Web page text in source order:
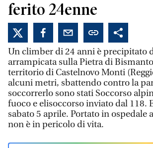
ferito 24enne
Un climber di 24 anni è precipitato
arrampicata sulla Pietra di
territorio di Castelnovo Monti
alcuni metri, sbattendo contro la
soccorrerlo sono stati Soccorso
fuoco e elisoccorso inviato dal 118.
sabato 5 aprile. Portato in ospedale
non è in pericolo di vita.